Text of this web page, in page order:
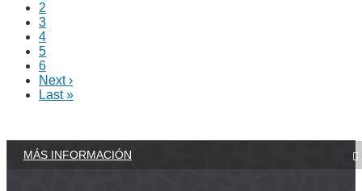
de
un
obrero'
Paginación
2
3
4
5
6
Next ›
página
Last »
MÁS INFORMACIÓN